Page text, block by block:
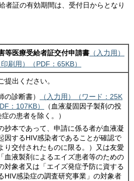
者証の有効期間は、受付日からとなり
等医療受給者証交付申請書 （入力用）
印刷用）（PDF：65KB）
提出ください。
の診断書）
（入力用）（ワード：25K
：107KB）
（血液凝固因子製剤の投
の患者を除く。）
抄本であって、申請に係る者が血液凝
因するHIV感染者であることが確認で
り交付されたものに限る。）又は友愛
血液製剤によるエイズ患者等のための
対象者又は「エイズ発症予防に資する
HIV感染症の調査研究事業」の対象者